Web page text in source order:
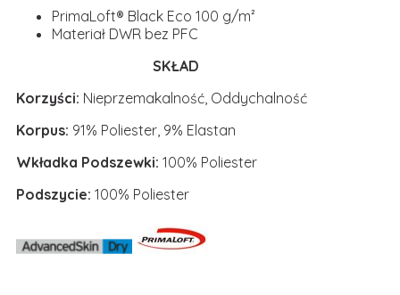
PrimaLoft® Black Eco 100 g/m²
Materiał DWR bez PFC
SKŁAD
Korzyści: Nieprzemakalność, Oddychalność
Korpus: 91% Poliester, 9% Elastan
Wkładka Podszewki: 100% Poliester
Podszycie: 100% Poliester